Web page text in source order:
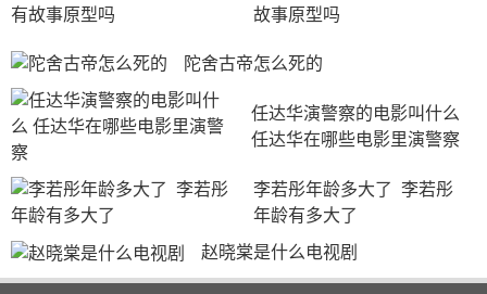
故事原型吗
陀舍古帝怎么死的
任达华演警察的电影叫什么
任达华在哪些电影里演警察
李若彤年龄多大了  李若彤
年龄有多大了
赵晓棠是什么电视剧